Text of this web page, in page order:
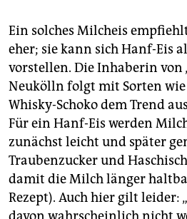
Ein solches Milcheis
eher; sie kann sich Hanf-Eis
vorstellen. Die Inhaberin von
Neukölln folgt mit Sorten wie
Whisky-Schoko dem Trend
Für ein Hanf-Eis werden
zunächst leicht und später
Traubenzucker und
damit die Milch länger
Rezept). Auch hier gilt leider: